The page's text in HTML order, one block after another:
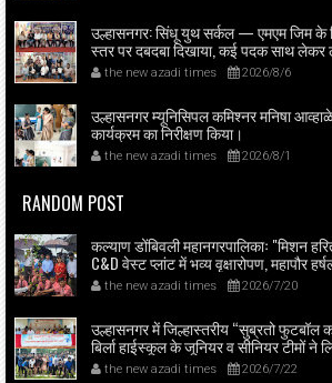
उल्हासनगर: सिंधू युथ सर्कल — एमएम जिम के
स्तर पर दबदबा दिखाया, कई पदक साथ लेकर
the new azadi times 2026/8/6
उल्हासनगर म्यूनिसिपल कमिश्नर मनिषा
कार्यक्रम का निरीक्षण किया।
the new azadi times 2026/8/1
RANDOM POST
कल्याण डोंबिवली महानगरपालिकाः "मिशन
C&D वेस्ट प्लांट में भव्य वृक्षारोपण, महापौर
गोयल व स्थानीय पार्षदों की मौजूदगी में स्कूल
भाग।
the new azadi times 2026/7/20
उल्हासनगर में जिल्हास्तरीय “सुब्रतो
बिर्ला हाईस्कूल के जूनियर व सीनियर टीमों ने
मनिषा आव्हाळे व पदाधिकारियों ने प्रदान की।
the new azadi times 2026/7/22